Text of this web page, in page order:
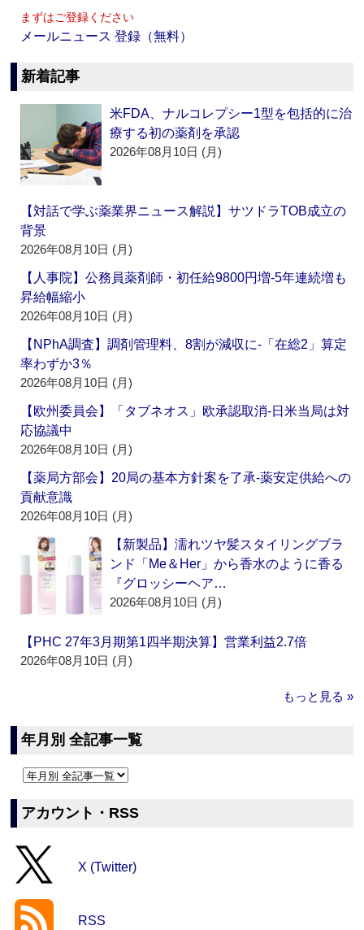
まずはご登録ください
メールニュース 登録（無料）
新着記事
米FDA、ナルコレプシー1型を包括的に治
療する初の薬剤を承認
2026年08月10日 (月)
【対話で学ぶ薬業界ニュース解説】サツドラTOB成立の
背景
2026年08月10日 (月)
【人事院】公務員薬剤師・初任給9800円増‐5年連続増も
昇給幅縮小
2026年08月10日 (月)
【NPhA調査】調剤管理料、8割が減収に‐「在総2」算定
率わずか3％
2026年08月10日 (月)
【欧州委員会】「タブネオス」欧承認取消‐日米当局は対
応協議中
2026年08月10日 (月)
【薬局方部会】20局の基本方針案を了承‐薬安定供給への
貢献意識
2026年08月10日 (月)
【新製品】濡れツヤ髪スタイリングブラ
ンド「Me＆Her」から香水のように香る
『グロッシーヘア…
2026年08月10日 (月)
【PHC 27年3月期第1四半期決算】営業利益2.7倍
2026年08月10日 (月)
もっと見る »
年月別 全記事一覧
アカウント・RSS
X (Twitter)
RSS